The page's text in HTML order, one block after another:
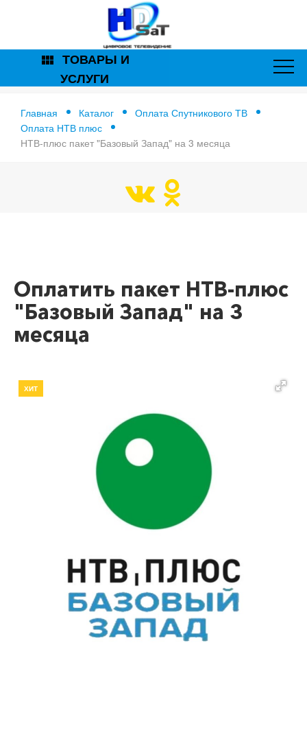
Главная Каталог
Оплата Спутникового ТВ
Оплата НТВ плюс
НТВ-плюс пакет "Базовый Запад" на 3 месяца
view_module ТОВАРЫ И
УСЛУГИ
Оплатить пакет НТВ-плюс
"Базовый Запад" на 3
месяца
ХИТ